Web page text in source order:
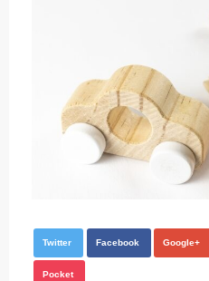
Twitter Facebook Google+
Pocket